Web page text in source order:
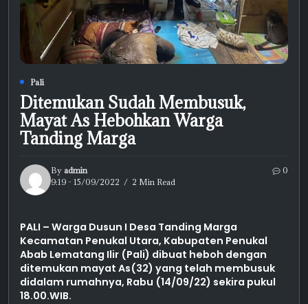
Pali
Ditemukan Sudah Membusuk,
Mayat As Hebohkan Warga
Tanding Marga
By admin
9:19 - 15/09/2022
2 Min Read
0
PALI – Warga Dusun I Desa Tanding Marga
Kecamatan Penukal Utara, Kabupaten Penukal
Abab Lematang Ilir (Pali) dibuat heboh dengan
ditemukan mayat As(32) yang telah membusuk
didalam rumahnya, Rabu (14/09/22) sekira pukul
18.00.WIB.